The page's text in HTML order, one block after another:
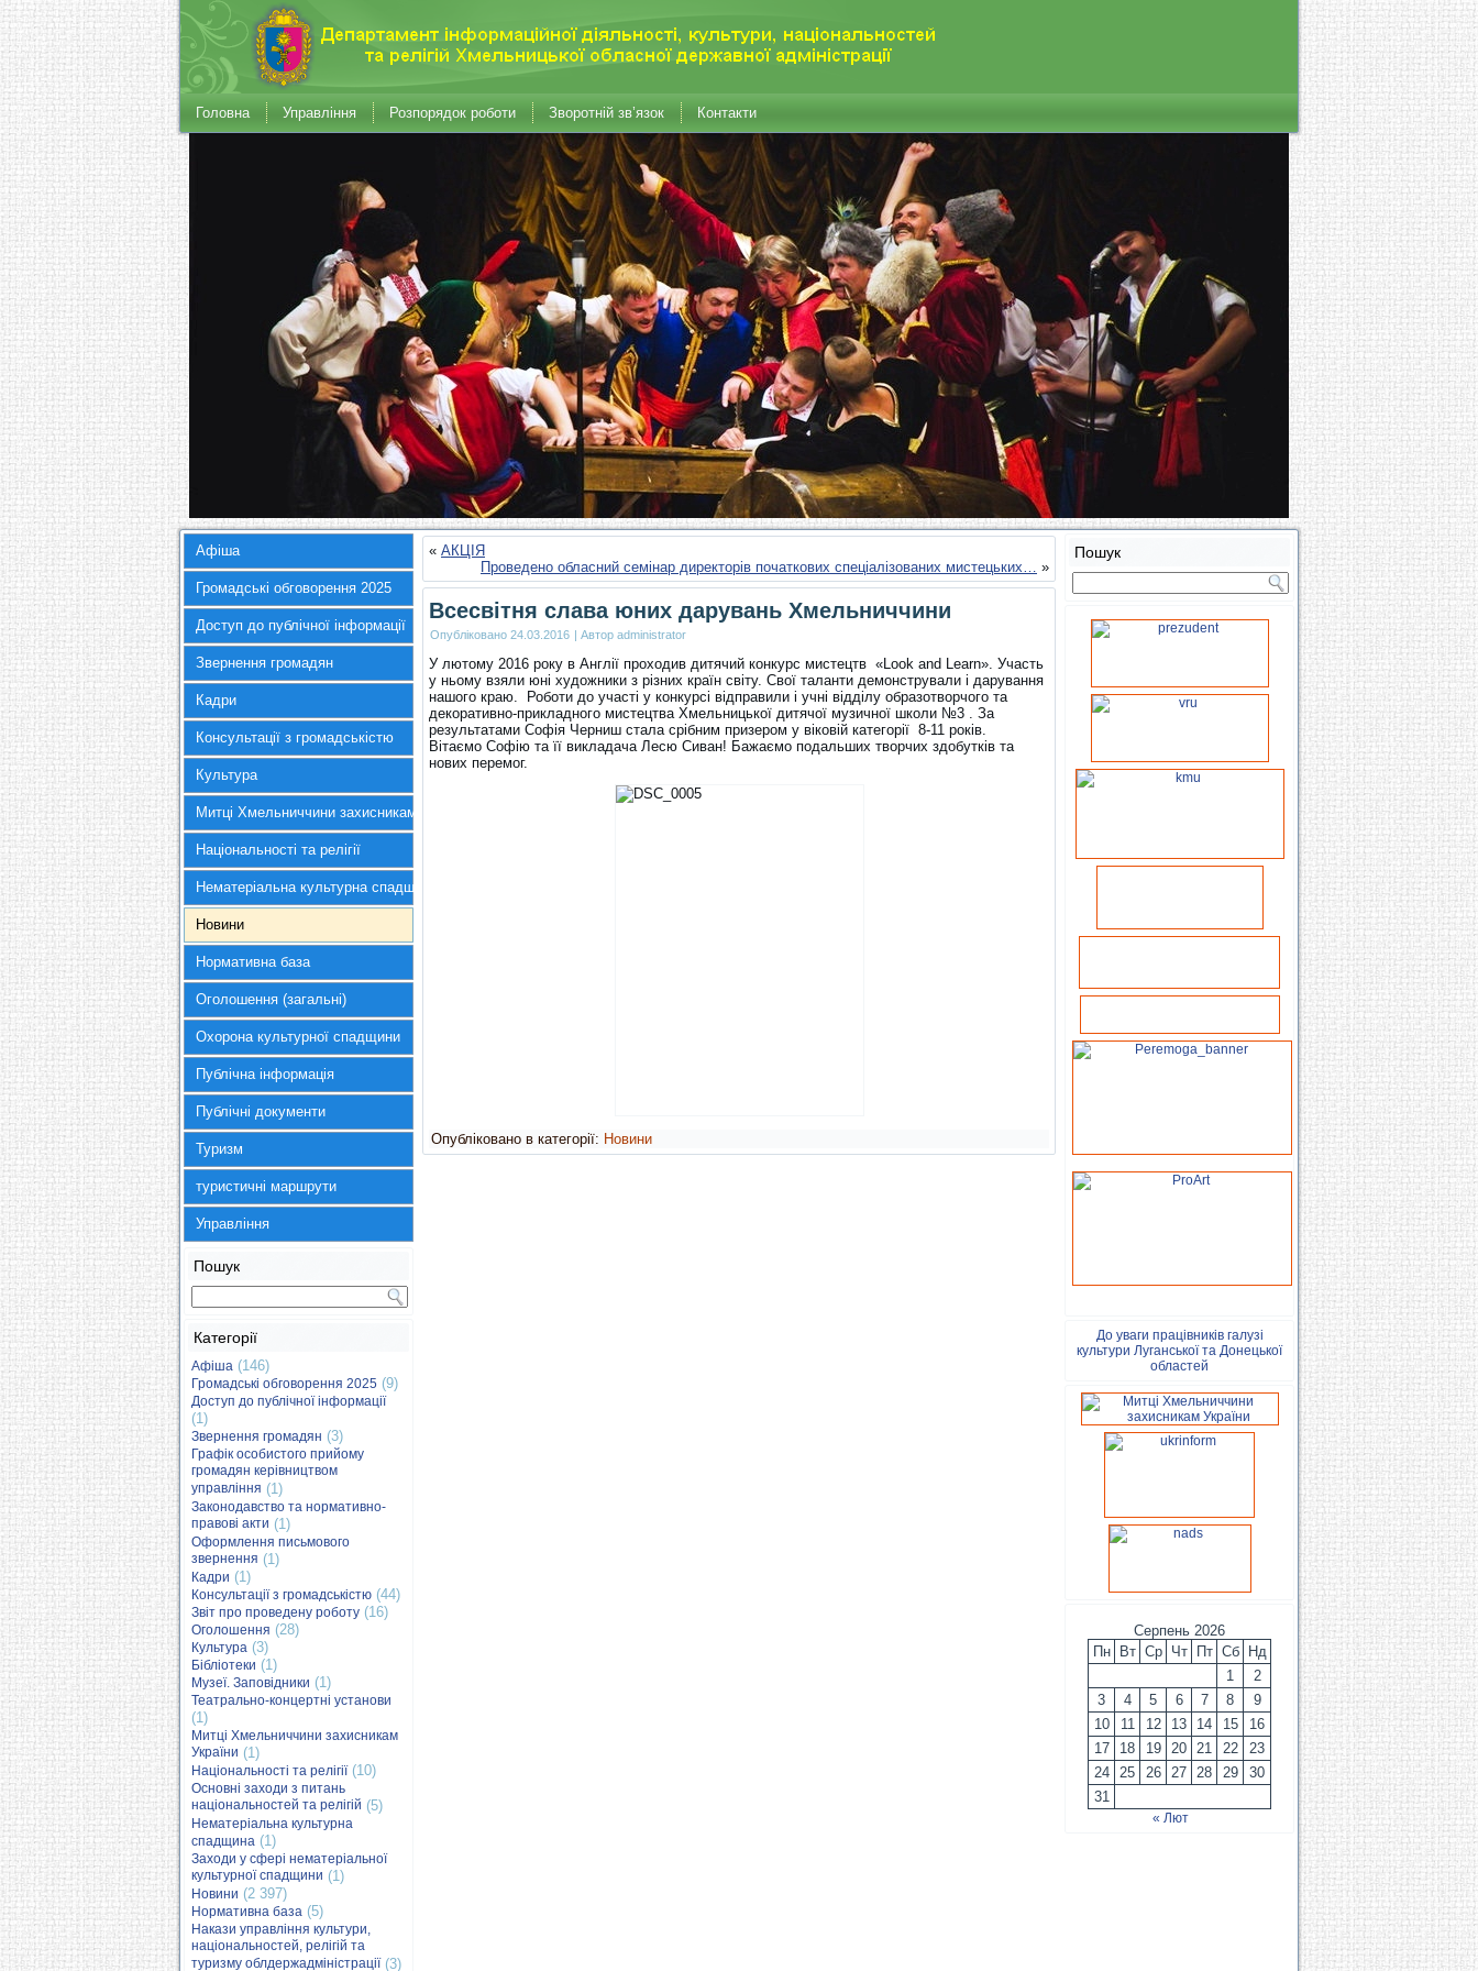
Головна Управління Розпорядок роботи Зворотній зв’язок Контакти
Афіша
Громадські обговорення 2025
Доступ до публічної інформації
Звернення громадян
Кадри
Консультації з громадськістю
Культура
Митці Хмельниччини захисникам України
Національності та релігії
Нематеріальна культурна спадщина
Новини
Нормативна база
Оголошення (загальні)
Охорона культурної спадщини
Публічна інформація
Публічні документи
Туризм
туристичні маршрути
Управління
Пошук
Категорії
Афіша (146)
Громадські обговорення 2025 (9)
Доступ до публічної інформації
(1)
Звернення громадян (3)
Графік особистого прийому
громадян керівництвом
управління (1)
Законодавство та нормативно-
правові акти (1)
Оформлення письмового
звернення (1)
Кадри (1)
Консультації з громадськістю (44)
Звіт про проведену роботу (16)
Оголошення (28)
Культура (3)
Бібліотеки (1)
Музеї. Заповідники (1)
Театрально-концертні установи
(1)
Митці Хмельниччини захисникам
України (1)
Національності та релігії(10)
Основні заходи з питань
національностей та релігій (5)
Нематеріальна культурна
спадщина (1)
Заходи у сфері нематеріальної
культурної спадщини (1)
Новини (2 397)
Нормативна база (5)
Накази управління культури,
національностей, релігій та
туризму облдержадміністрації(3)
« АКЦІЯ
Проведено обласний семінар директорів початкових спеціалізованих мистецьких… »
Всесвітня слава юних дарувань Хмельниччини
Опубліковано 24.03.2016 | Автор administrator
У лютому 2016 року в Англії проходив дитячий конкурс мистецтв «Look and Learn». Участь
у ньому взяли юні художники з різних країн світу. Свої таланти демонстрували і дарування
нашого краю. Роботи до участі у конкурсі відправили і учні відділу образотворчого та
декоративно-прикладного мистецтва Хмельницької дитячої музичної школи №3 . За
результатами Софія Черниш стала срібним призером у віковій категорії 8-11 років.
Вітаємо Софію та її викладача Лесю Сиван! Бажаємо подальших творчих здобутків та
нових перемог.
Опубліковано в категорії: Новини
Пошук
До уваги працівників галузі
культури Луганської та Донецької
областей
Серпень 2026
Пн
Вт Ср Чт Пт Сб
Нд
1
2
3
4 5 6 7 8
9
10
11 12 13 14 15
16
17
18 19 20 21 22
23
24
25 26 27 28 29
30
31
« Лют